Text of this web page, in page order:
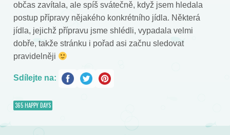
občas zavítala, ale spíš svátečně, když jsem hledala
postup přípravy nějakého konkrétního jídla. Některá
jídla, jejichž přípravu jsme shlédli, vypadala velmi
dobře, takže stránku i pořad asi začnu sledovat
pravidelněji
Sdílejte na:
365 HAPPY DAYS